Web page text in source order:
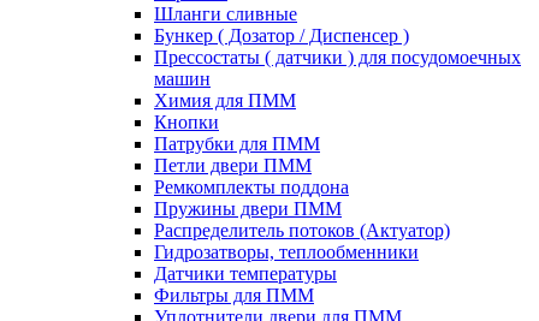
Шланги сливные
Бункер ( Дозатор / Диспенсер )
Прессостаты ( датчики ) для посудомоечных
машин
Химия для ПММ
Кнопки
Патрубки для ПММ
Петли двери ПММ
Ремкомплекты поддона
Пружины двери ПММ
Распределитель потоков (Актуатор)
Гидрозатворы, теплообменники
Датчики температуры
Фильтры для ПММ
Уплотнители двери для ПММ